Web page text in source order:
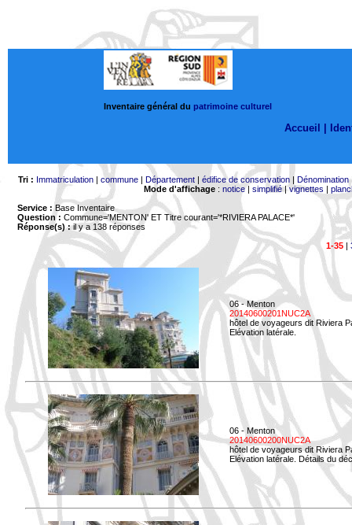
Inventaire général du patrimoine culturel
Accueil |
Tri : Immatriculation| commune| Département| édifice de conservation| Dénomination
Mode d'affichage: notice| simplifié|vignettes |
Service : Base Inventaire
Question : Commune='MENTON' ET Titre courant='*RIVIERA PALACE*'
Réponse(s) :il y a 138 réponses
1-35|
06 - Menton
20140600201NUC2A
hôtel de voyageurs dit Riviera
Elévation latérale.
06 - Menton
20140600200NUC2A
hôtel de voyageurs dit Riviera
Elévation latérale. Détails du